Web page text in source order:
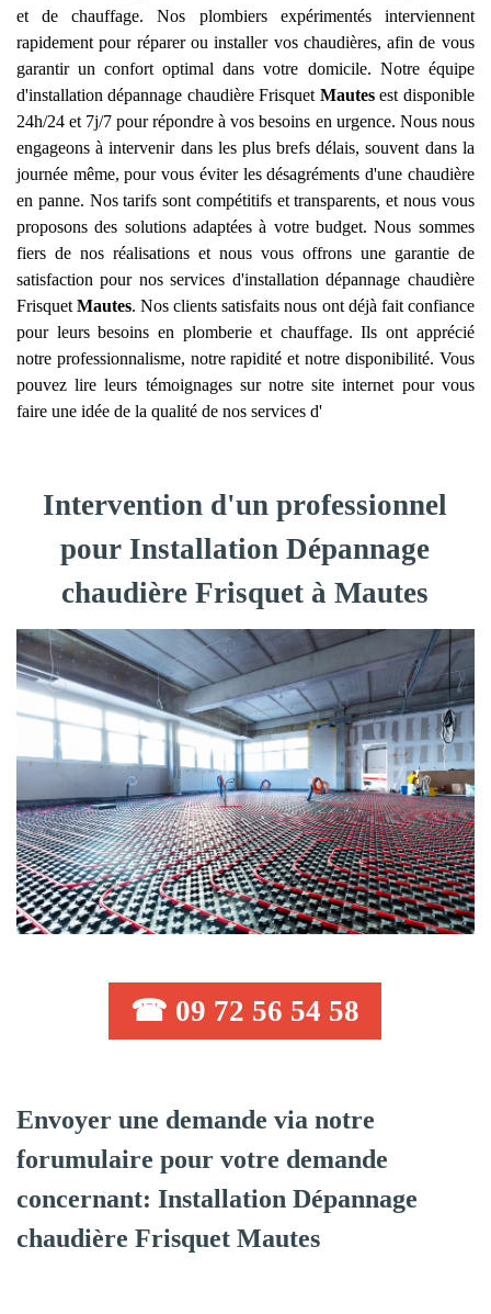
et de chauffage. Nos plombiers expérimentés interviennent
rapidement pour réparer ou installer vos chaudières, afin de vous
garantir un confort optimal dans votre domicile. Notre équipe
d'installation dépannage chaudière Frisquet Mautesest disponible
24h/24 et 7j/7 pour répondre à vos besoins en urgence. Nous nous
engageons à intervenir dans les plus brefs délais, souvent dans la
journée même, pour vous éviter les désagréments d'une chaudière
en panne. Nos tarifs sont compétitifs et transparents, et nous vous
proposons des solutions adaptées à votre budget. Nous sommes
fiers de nos réalisations et nous vous offrons une garantie de
satisfaction pour nos services d'installation dépannage chaudière
FrisquetMautes. Nos clients satisfaits nous ont déjà fait confiance
pour leurs besoins en plomberie et chauffage. Ils ont apprécié
notre professionnalisme, notre rapidité et notre disponibilité. Vous
pouvez lire leurs témoignages sur notre site internet pour vous
faire une idée de la qualité de nos services d'
Intervention d'un professionnel
pour Installation Dépannage
chaudière Frisquet à Mautes
☎ 09 72 56 54 58
Envoyer une demande via notre
forumulaire pour votre demande
concernant: Installation Dépannage
chaudière Frisquet Mautes